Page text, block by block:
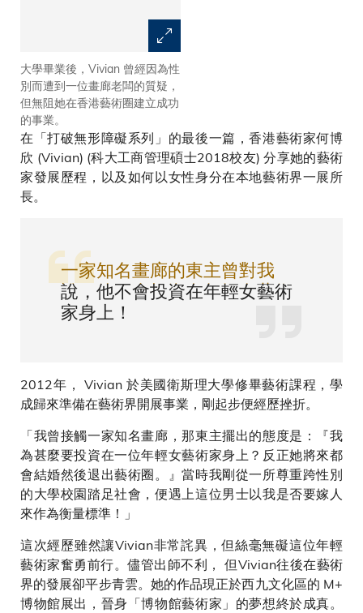
大學畢業後，Vivian 曾經因為性
別而遭到一位畫廊老闆的質疑，
但無阻她在香港藝術圈建立成功
的事業。
在「打破無形障礙系列」的最後一篇，香港藝術家何博
欣 (Vivian) (科大工商管理碩士2018校友) 分享她的藝術
家發展歷程，以及如何以女性身分在本地藝術界一展所
長。
一家知名畫廊的東主曾對我
說，他不會投資在年輕女藝術
家身上！
2012年， Vivian 於美國衛斯理大學修畢藝術課程，學
成歸來準備在藝術界開展事業，剛起步便經歷挫折。
「我曾接觸一家知名畫廊，那東主擺出的態度是：『我
為甚麼要投資在一位年輕女藝術家身上？反正她將來都
會結婚然後退出藝術圈。』當時我剛從一所尊重跨性別
的大學校園踏足社會，便遇上這位男士以我是否要嫁人
來作為衡量標準！」
這次經歷雖然讓Vivian非常詫異，但絲毫無礙這位年輕
藝術家奮勇前行。儘管出師不利， 但Vivian往後在藝術
界的發展卻平步青雲。她的作品現正於西九文化區的 M+
博物館展出，晉身「博物館藝術家」的夢想終於成真。